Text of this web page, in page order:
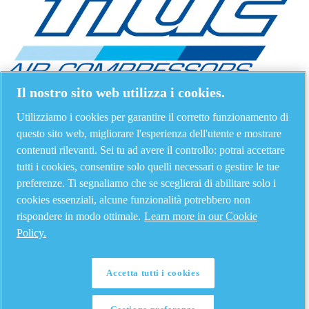
Il nostro sito web utilizza i cookies.
Utilizziamo i cookies per garantire il corretto funzionamento di
questo sito web, migliorare l'esperienza dell'utente e mostrare
contenuti rilevanti. Sei tu ad avere il controllo: potrai accettare
tutti i cookies, consentire solo quelli necessari o gestire le tue
preferenze. Ti segnaliamo che se sceglierai di abilitare solo i
cookies essenziali, alcune funzionalità potrebbero non
rispondere in modo ottimale. Learn more in our Cookie
Policy.
Accetta tutti i cookies